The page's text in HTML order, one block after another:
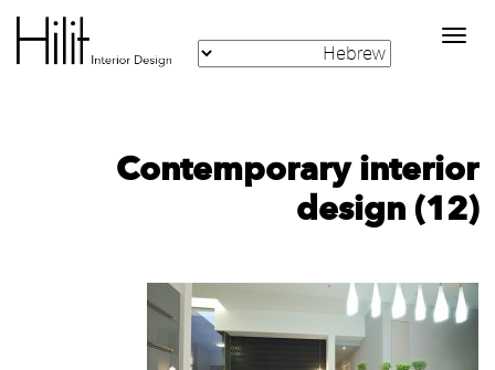
Toggle
navigation
Contemporary interior
design (12)